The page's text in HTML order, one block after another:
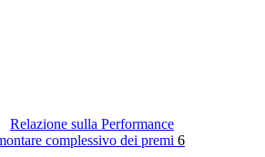
Relazione sulla Performance
complessivo dei premi 6